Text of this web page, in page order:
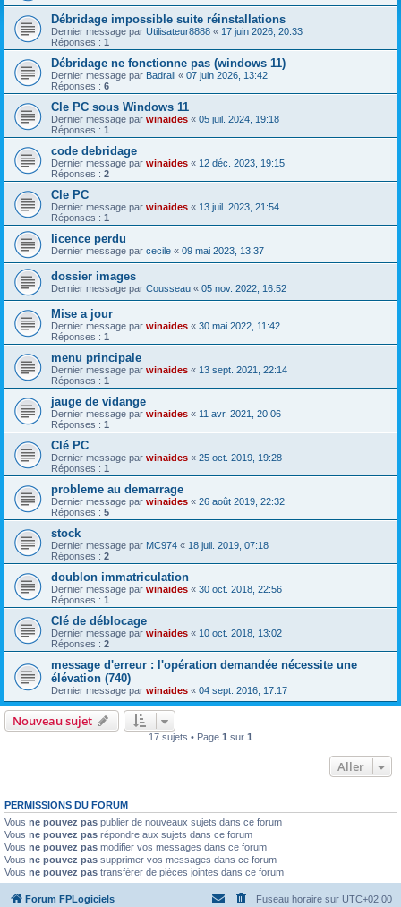
Débridage impossible suite réinstallations
Dernier message par Utilisateur8888 « 17 juin 2026, 20:33
Réponses : 1
Débridage ne fonctionne pas (windows 11)
Dernier message par Badrali « 07 juin 2026, 13:42
Réponses : 6
Cle PC sous Windows 11
Dernier message par winaides « 05 juil. 2024, 19:18
Réponses : 1
code debridage
Dernier message par winaides « 12 déc. 2023, 19:15
Réponses : 2
Cle PC
Dernier message par winaides « 13 juil. 2023, 21:54
Réponses : 1
licence perdu
Dernier message par cecile « 09 mai 2023, 13:37
dossier images
Dernier message par Cousseau « 05 nov. 2022, 16:52
Mise a jour
Dernier message par winaides « 30 mai 2022, 11:42
Réponses : 1
menu principale
Dernier message par winaides « 13 sept. 2021, 22:14
Réponses : 1
jauge de vidange
Dernier message par winaides « 11 avr. 2021, 20:06
Réponses : 1
Clé PC
Dernier message par winaides « 25 oct. 2019, 19:28
Réponses : 1
probleme au demarrage
Dernier message par winaides « 26 août 2019, 22:32
Réponses : 5
stock
Dernier message par MC974 « 18 juil. 2019, 07:18
Réponses : 2
doublon immatriculation
Dernier message par winaides « 30 oct. 2018, 22:56
Réponses : 1
Clé de déblocage
Dernier message par winaides « 10 oct. 2018, 13:02
Réponses : 2
message d'erreur : l'opération demandée nécessite une
élévation (740)
Dernier message par winaides « 04 sept. 2016, 17:17
Nouveau sujet
17 sujets • Page 1 sur 1
Aller
PERMISSIONS DU FORUM
Vous ne pouvez pas publier de nouveaux sujets dans ce forum
Vous ne pouvez pas répondre aux sujets dans ce forum
Vous ne pouvez pas modifier vos messages dans ce forum
Vous ne pouvez pas supprimer vos messages dans ce forum
Vous ne pouvez pas transférer de pièces jointes dans ce forum
Forum FPLogiciels Fuseau horaire sur UTC+02:00